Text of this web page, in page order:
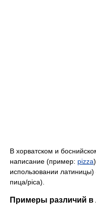
В хорватском и
написание (пример: pizza
использовании
пица/pica).
Примеры различий в